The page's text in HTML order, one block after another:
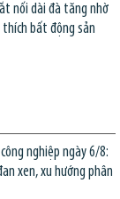
nối dài đà tăng nhờ
thích bất động sản
nghiệp ngày 6/8:
xen, xu hướng phân